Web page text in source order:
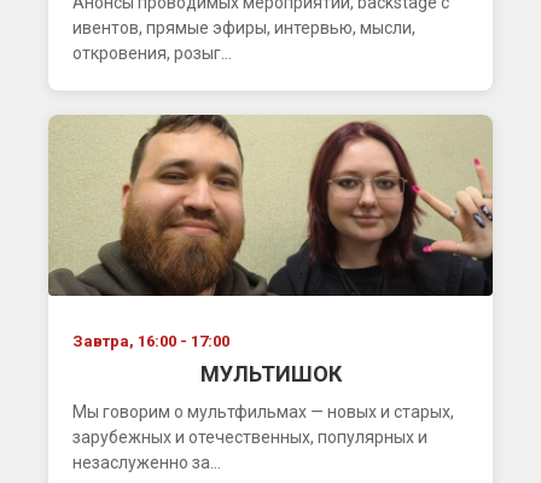
ивентов, прямые эфиры, интервью, мысли,
откровения, розыг...
Завтра, 16:00 - 17:00
МУЛЬТИШОК
Мы говорим о мультфильмах — новых и старых,
зарубежных и отечественных, популярных и
незаслуженно за...